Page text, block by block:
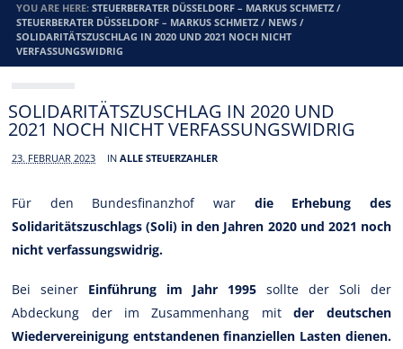
YOU ARE HERE:STEUERBERATER DÜSSELDORF – MARKUS SCHMETZ /
STEUERBERATER DÜSSELDORF – MARKUS SCHMETZ / NEWS /
SOLIDARITÄTSZUSCHLAG IN 2020 UND 2021 NOCH NICHT
VERFASSUNGSWIDRIG
SOLIDARITÄTSZUSCHLAG IN 2020 UND
2021 NOCH NICHT VERFASSUNGSWIDRIG
23. FEBRUAR 2023 INALLE STEUERZAHLER
Für den Bundesfinanzhof war die Erhebung des
Solidaritätszuschlags (Soli) in den Jahren 2020 und 2021 noch
nicht verfassungswidrig.
Bei seiner Einführung im Jahr 1995sollte der Soli der
Abdeckung der im Zusammenhang mitder deutschen
Wiedervereinigung entstandenen finanziellen Lasten dienen.